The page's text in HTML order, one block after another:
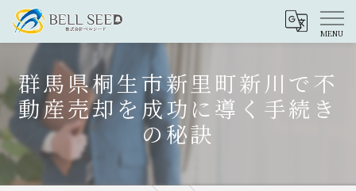
群馬県桐生市新里町新川で不
動産売却を成功に導く手続き
の秘訣